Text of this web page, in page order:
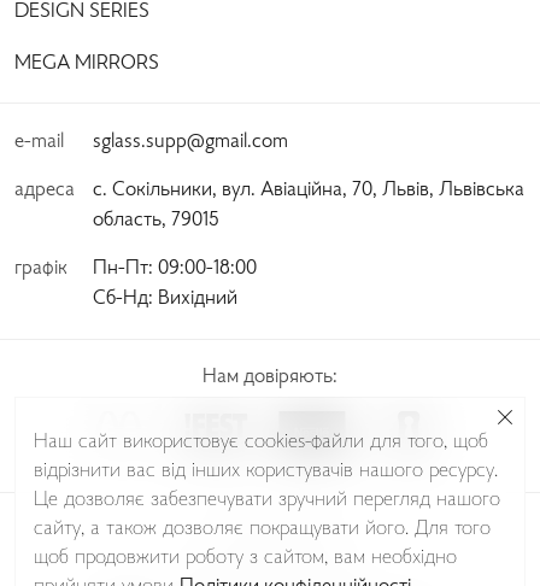
DESIGN SERIES
MEGA MIRRORS
e-mail sglass.supp@gmail.com
адреса
с. Сокільники, вул. Авіаційна, 70, Львів, Львівська
область, 79015
графік Пн-Пт: 09:00-18:00
Сб-Нд: Вихідний
Нам довіряють:
© Sudio Glass 2026
Політика Конфіденційності
Наш сайт використовує cookies-файли для того, щоб
відрізнити вас від інших користувачів нашого ресурсу.
Це дозволяє забезпечувати зручний перегляд нашого
сайту, а також дозволяє покращувати його. Для того
щоб продовжити роботу з сайтом, вам необхідно